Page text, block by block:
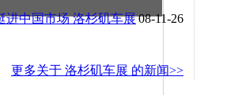
08-11-26
进中国市场 洛杉矶车展
更多关于 洛杉矶车展 的新闻>>